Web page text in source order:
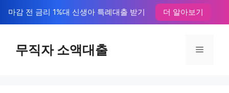
텐
마감 전 금리 1%대 신생아 특례대출 받기 더 알아보기
무직자 소액대출 메